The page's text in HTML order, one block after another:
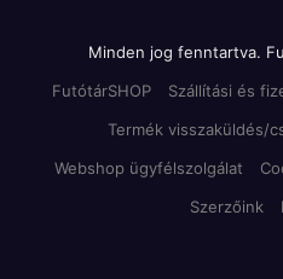
Minden jog fenntartva.
FutótárSHOP
Szállítási és
Termék visszaküldés/
Webshop ügyfélszolgálat
Szerzőink